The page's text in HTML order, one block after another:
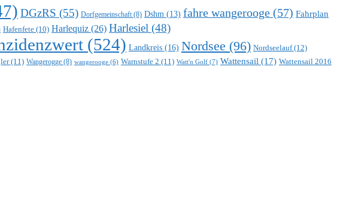
DGzRS (55) Dorfgemeinschaft(8) Dshm (13) fahre wangerooge (57) Fahrplan
Hafenfete (10) Harlequiz (26) Harlesiel (48)
(524) Landkreis (16) Nordsee (96) Nordseelauf(12)
(11) Wangerogge (8) wangerooge (6) Warnstufe 2 (11) Watt'n Golf (7) Wattensail (17) Wattensail 2016